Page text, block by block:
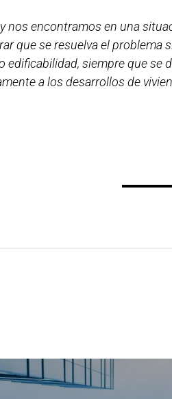
nos encontramos en una
que se resuelva el
edificabilidad, siempre que
a los desarrollos de